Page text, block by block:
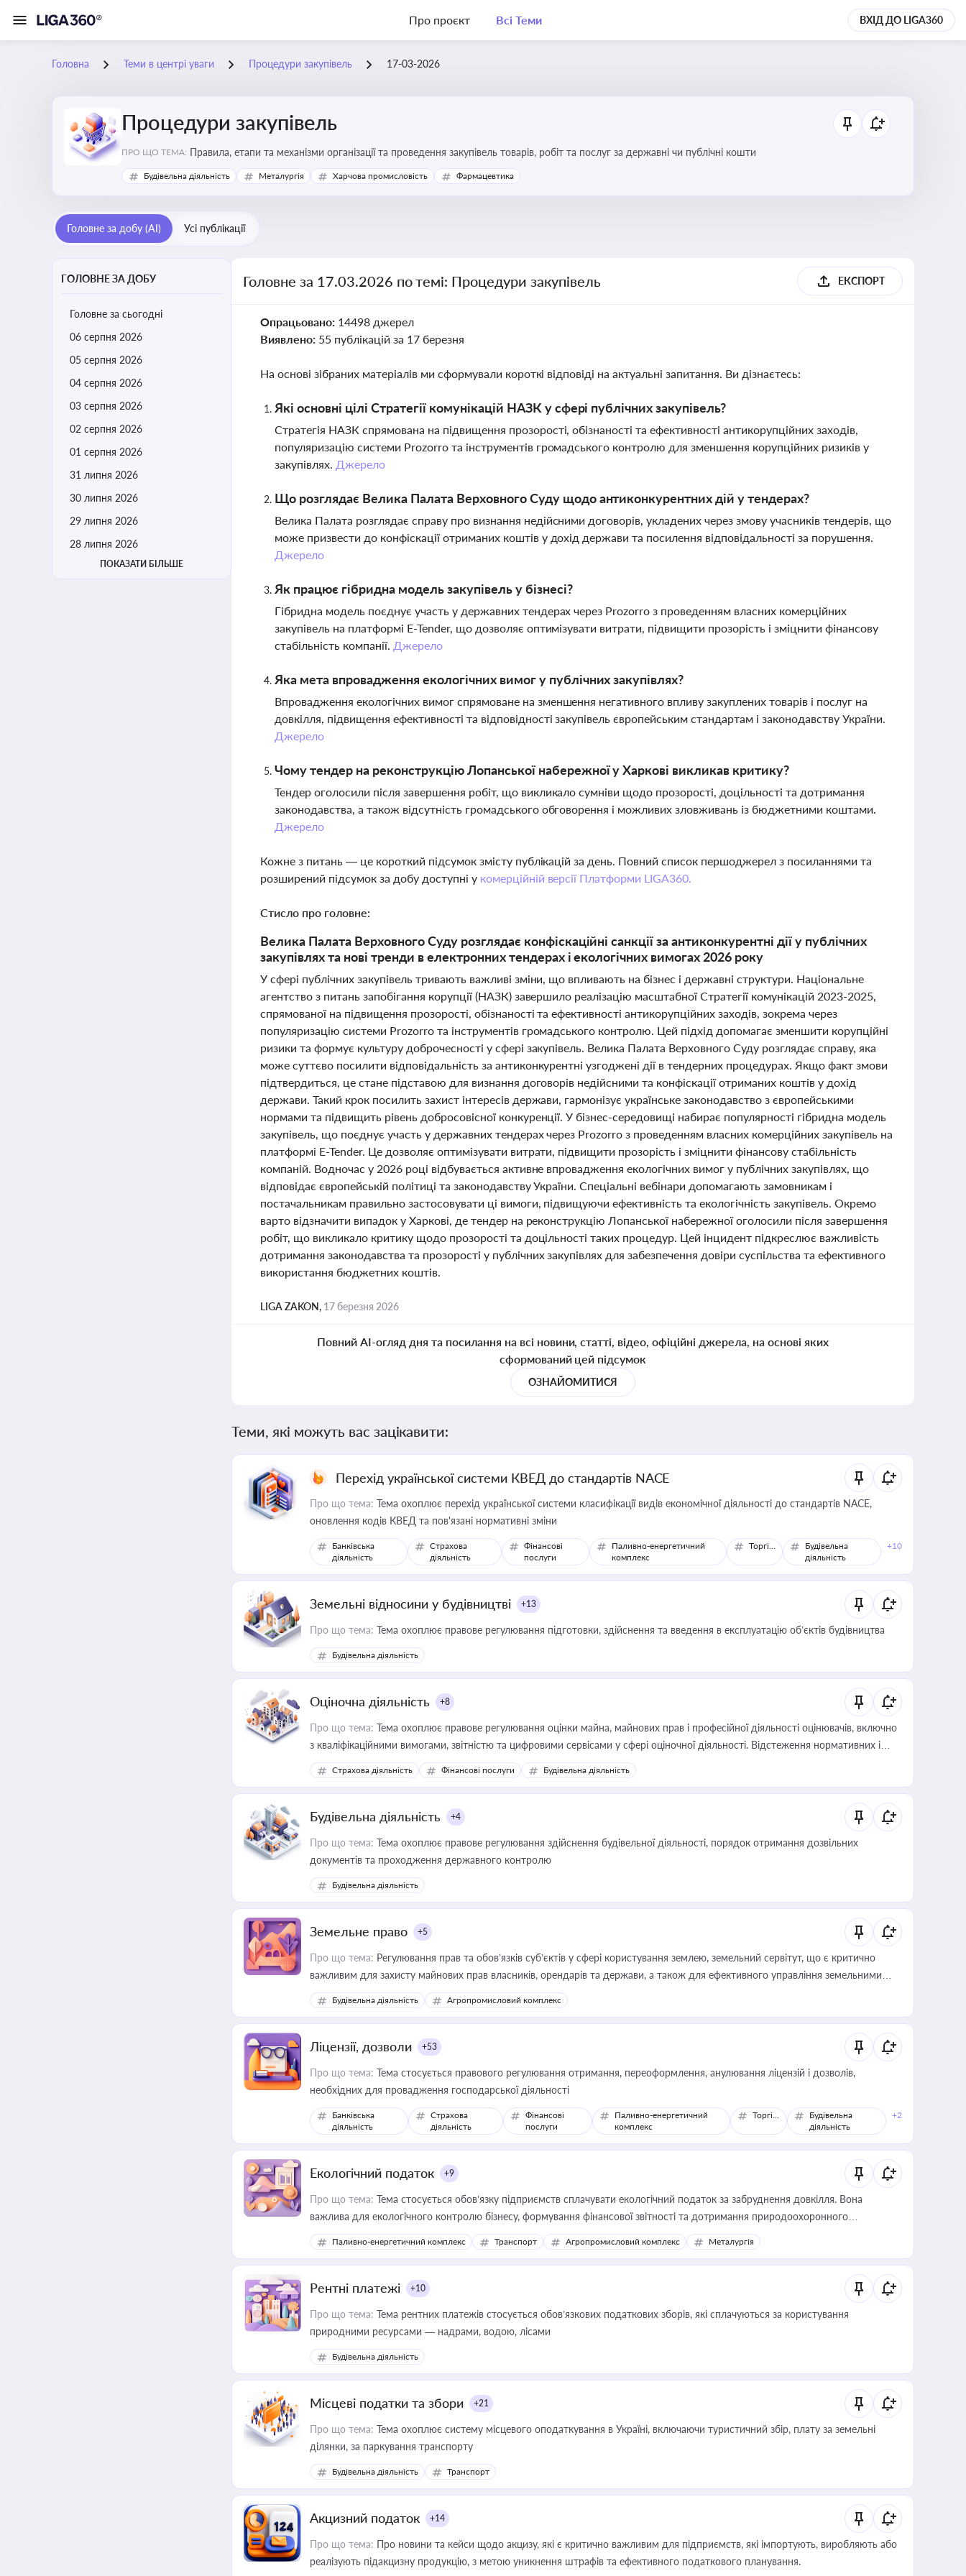
Про проєкт Всі Теми ВХІД ДО LIGA360
Головна Теми в центрі уваги Процедури закупівель 17-03-2026
Процедури закупівель
ПРО ЩО ТЕМА: Правила, етапи та механізми організації та проведення закупівель товарів, робіт та послуг за державні чи публічні кошти
Будівельна діяльність Металургія Харчова промисловість Фармацевтика
Головне за добу (AI) Усі публікації
ГОЛОВНЕ ЗА ДОБУ
Головне за сьогодні
06 серпня 2026
05 серпня 2026
04 серпня 2026
03 серпня 2026
02 серпня 2026
01 серпня 2026
31 липня 2026
30 липня 2026
29 липня 2026
28 липня 2026
ПОКАЗАТИ БІЛЬШЕ
Головне за 17.03.2026 по темі: Процедури закупівель ЕКСПОРТ
Опрацьовано: 14498 джерел
Виявлено: 55 публікацій за 17 березня
На основі зібраних матеріалів ми сформували короткі відповіді на актуальні запитання. Ви дізнаєтесь:
Які основні цілі Стратегії комунікацій НАЗК у сфері публічних закупівель?
Стратегія НАЗК спрямована на підвищення прозорості, обізнаності та ефективності антикорупційних заходів,
популяризацію системи Prozorro та інструментів громадського контролю для зменшення корупційних ризиків у
закупівлях. Джерело
Що розглядає Велика Палата Верховного Суду щодо антиконкурентних дій у тендерах?
Велика Палата розглядає справу про визнання недійсними договорів, укладених через змову учасників тендерів, що
може призвести до конфіскації отриманих коштів у дохід держави та посилення відповідальності за порушення.
Джерело
Як працює гібридна модель закупівель у бізнесі?
Гібридна модель поєднує участь у державних тендерах через Prozorro з проведенням власних комерційних
закупівель на платформі E-Tender, що дозволяє оптимізувати витрати, підвищити прозорість і зміцнити фінансову
стабільність компанії. Джерело
Яка мета впровадження екологічних вимог у публічних закупівлях?
Впровадження екологічних вимог спрямоване на зменшення негативного впливу закуплених товарів і послуг на
довкілля, підвищення ефективності та відповідності закупівель європейським стандартам і законодавству України.
Джерело
Чому тендер на реконструкцію Лопанської набережної у Харкові викликав критику?
Тендер оголосили після завершення робіт, що викликало сумніви щодо прозорості, доцільності та дотримання
законодавства, а також відсутність громадського обговорення і можливих зловживань із бюджетними коштами.
Джерело
Кожне з питань — це короткий підсумок змісту публікацій за день. Повний список першоджерел з посиланнями та
розширений підсумок за добу доступні у комерційній версії Платформи LIGA360.
Стисло про головне:
Велика Палата Верховного Суду розглядає конфіскаційні санкції за антиконкурентні дії у публічних
закупівлях та нові тренди в електронних тендерах і екологічних вимогах 2026 року
У сфері публічних закупівель тривають важливі зміни, що впливають на бізнес і державні структури. Національне
агентство з питань запобігання корупції (НАЗК) завершило реалізацію масштабної Стратегії комунікацій 2023-2025,
спрямованої на підвищення прозорості, обізнаності та ефективності антикорупційних заходів, зокрема через
популяризацію системи Prozorro та інструментів громадського контролю. Цей підхід допомагає зменшити корупційні
ризики та формує культуру доброчесності у сфері закупівель. Велика Палата Верховного Суду розглядає справу, яка
може суттєво посилити відповідальність за антиконкурентні узгоджені дії в тендерних процедурах. Якщо факт змови
підтвердиться, це стане підставою для визнання договорів недійсними та конфіскації отриманих коштів у дохід
держави. Такий крок посилить захист інтересів держави, гармонізує українське законодавство з європейськими
нормами та підвищить рівень добросовісної конкуренції. У бізнес-середовищі набирає популярності гібридна модель
закупівель, що поєднує участь у державних тендерах через Prozorro з проведенням власних комерційних закупівель на
платформі E-Tender. Це дозволяє оптимізувати витрати, підвищити прозорість і зміцнити фінансову стабільність
компаній. Водночас у 2026 році відбувається активне впровадження екологічних вимог у публічних закупівлях, що
відповідає європейській політиці та законодавству України. Спеціальні вебінари допомагають замовникам і
постачальникам правильно застосовувати ці вимоги, підвищуючи ефективність та екологічність закупівель. Окремо
варто відзначити випадок у Харкові, де тендер на реконструкцію Лопанської набережної оголосили після завершення
робіт, що викликало критику щодо прозорості та доцільності таких процедур. Цей інцидент підкреслює важливість
дотримання законодавства та прозорості у публічних закупівлях для забезпечення довіри суспільства та ефективного
використання бюджетних коштів.
LIGA ZAKON, 17 березня 2026
Повний AI-огляд дня та посилання на всі новини, статті, відео, офіційні джерела, на основі яких
сформований цей підсумок
ОЗНАЙОМИТИСЯ
Теми, які можуть вас зацікавити:
Перехід української системи КВЕД до стандартів NACE
Про що тема: Тема охоплює перехід української системи класифікації видів економічної діяльності до стандартів NACE,
оновлення кодів КВЕД та пов'язані нормативні зміни
Банківська
діяльність
Страхова
діяльність
Фінансові
послуги
Паливно-енергетичний
комплекс
Торгівля
Будівельна
діяльність
+10
Земельні відносини у будівництві +13
Про що тема: Тема охоплює правове регулювання підготовки, здійснення та введення в експлуатацію об’єктів будівництва
Будівельна діяльність
Оціночна діяльність +8
Про що тема: Тема охоплює правове регулювання оцінки майна, майнових прав і професійної діяльності оцінювачів, включно
з кваліфікаційними вимогами, звітністю та цифровими сервісами у сфері оціночної діяльності. Відстеження нормативних і
медійних змін у цій сфері корисне для власника бізнесу, керівника, юриста або бухгалтера під час оподаткування,
приватизації, оренди державного майна, корпоративних угод і перевірки статусу суб'єктів оціночної діяльності
Страхова діяльність Фінансові послуги Будівельна діяльність
Будівельна діяльність +4
Про що тема: Тема охоплює правове регулювання здійснення будівельної діяльності, порядок отримання дозвільних
документів та проходження державного контролю
Будівельна діяльність
Земельне право +5
Про що тема: Регулювання прав та обов’язків суб’єктів у сфері користування землею, земельний сервітут, що є критично
важливим для захисту майнових прав власників, орендарів та держави, а також для ефективного управління земельними
ресурсами
Будівельна діяльність Агропромисловий комплекс
Ліцензії, дозволи +53
Про що тема: Тема стосується правового регулювання отримання, переоформлення, анулювання ліцензій і дозволів,
необхідних для провадження господарської діяльності
Банківська
діяльність
Страхова
діяльність
Фінансові
послуги
Паливно-енергетичний
комплекс
Торгівля
Будівельна
діяльність
+2
Екологічний податок +9
Про що тема: Тема стосується обов’язку підприємств сплачувати екологічний податок за забруднення довкілля. Вона
важлива для екологічного контролю бізнесу, формування фінансової звітності та дотримання природоохоронного
законодавства
Паливно-енергетичний комплекс Транспорт Агропромисловий комплекс Металургія
Рентні платежі +10
Про що тема: Тема рентних платежів стосується обов’язкових податкових зборів, які сплачуються за користування
природними ресурсами — надрами, водою, лісами
Будівельна діяльність
Місцеві податки та збори +21
Про що тема: Тема охоплює систему місцевого оподаткування в Україні, включаючи туристичний збір, плату за земельні
ділянки, за паркування транспорту
Будівельна діяльність Транспорт
Акцизний податок +14
Про що тема: Про новини та кейси щодо акцизу, які є критично важливим для підприємств, які імпортують, виробляють або
реалізують підакцизну продукцію, з метою уникнення штрафів та ефективного податкового планування.